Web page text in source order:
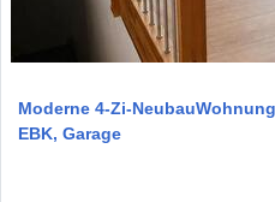
Moderne 4-Zi-
EBK, Garage